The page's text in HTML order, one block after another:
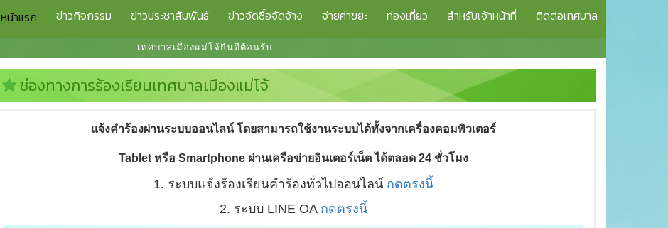
หน้าแรก ข่าวกิจกรรม ข่าวประชาสัมพันธ์ ข่าวจัดซื้อจัดจ้าง จ่ายค่าขยะ ท่องเที่ยว สำหรับเจ้าหน้าที่ ติดต่อเทศบาล
เทศบาลเมืองแม่โจ้ยินดีต้อนรับ
ช่องทางการร้องเรียนเทศบาลเมืองแม่โจ้
แจ้งคำร้องผ่านระบบออนไลน์ โดยสามารถใช้งานระบบได้ทั้งจากเครื่องคอมพิวเตอร์
Tablet หรือ Smartphone ผ่านเครือข่ายอินเตอร์เน็ต ได้ตลอด 24 ชั่วโมง
1. ระบบแจ้งร้องเรียนคำร้องทั่วไปออนไลน์ กดตรงนี้
2. ระบบ LINE OA กดตรงนี้